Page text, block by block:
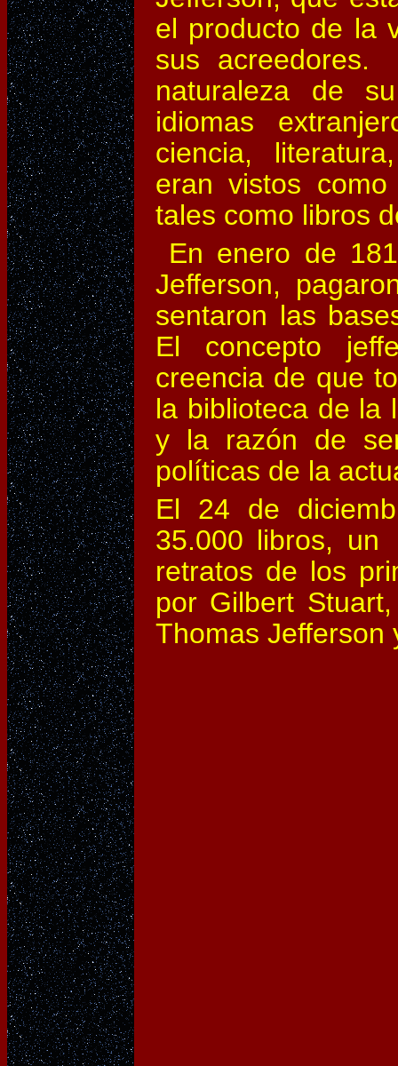
el producto de la
sus acreedores.
naturaleza de
idiomas
ciencia,
eran vistos
tales como libros
En enero de
Jefferson,
sentaron las
El concepto
creencia de que
la biblioteca de la
y la razón de
políticas de la
El 24 de
35.000 libros, un
retratos de los
por Gilbert
Thomas Jefferson